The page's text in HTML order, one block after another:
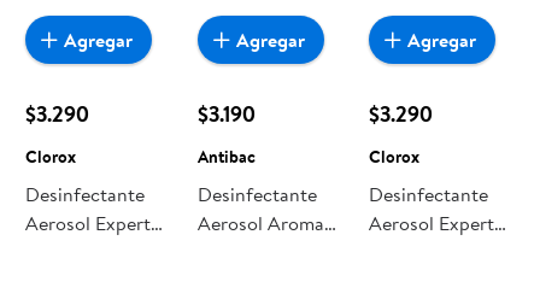
$3.290
Clorox
Desinfectante
Aerosol Expert
Agregar
$3.190
Antibac
Desinfectante
Aerosol Aroma
Agregar
$3.290
Clorox
Desinfectante
Aerosol Expert
Agregar